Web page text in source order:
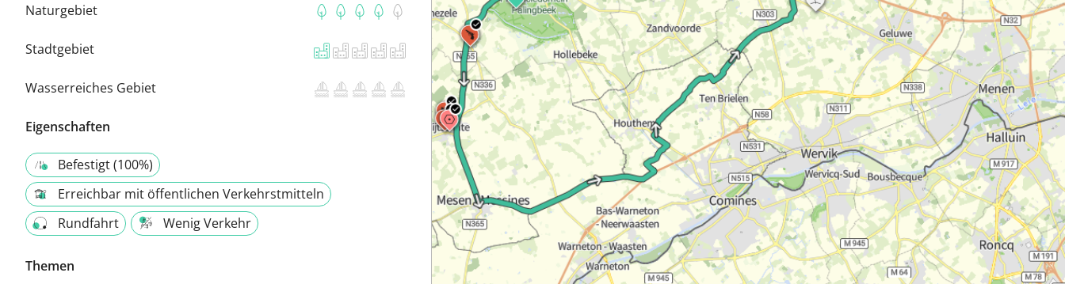
Naturgebiet
Stadtgebiet
Wasserreiches Gebiet
Eigenschaften
Befestigt (100%)
Erreichbar mit öffentlichen Verkehrstmitteln
Rundfahrt
Wenig Verkehr
Themen